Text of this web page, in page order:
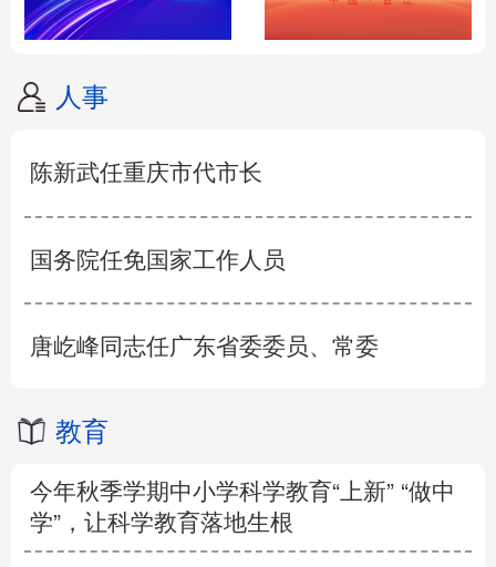
人事
陈新武任重庆市代市长
国务院任免国家工作人员
唐屹峰同志任广东省委委员、常委
教育
今年秋季学期中小学科学教育“上新” “做中
学”，让科学教育落地生根